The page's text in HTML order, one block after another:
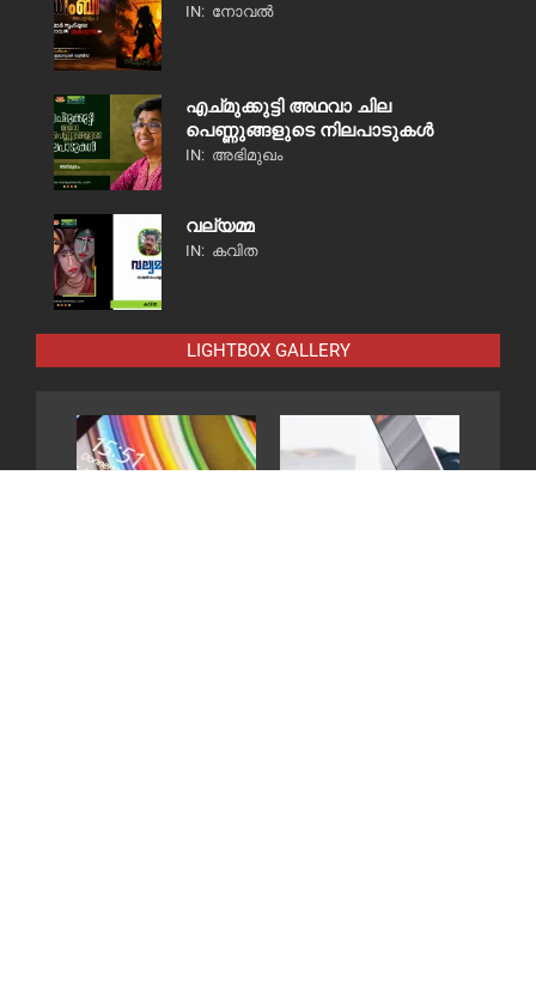
IN: നോവൽ
എച്മുക്കുട്ടി അഥവാ ചില
പെണ്ണുങ്ങളുടെ നിലപാടുകൾ
IN: അഭിമുഖം
വല്യമ്മ
IN: കവിത
LIGHTBOX GALLERY